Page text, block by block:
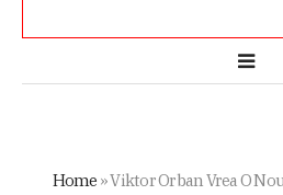
Home »Viktor Orban Vrea O